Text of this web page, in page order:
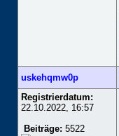
uskehqmw0p
Registrierdatum:
22.10.2022, 16:57
Beiträge: 5522